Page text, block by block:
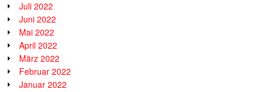
Juli 2022
Juni 2022
Mai 2022
April 2022
März 2022
Februar 2022
Januar 2022